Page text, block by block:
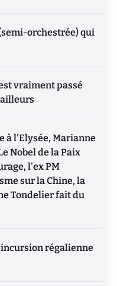
orchestrée) qui
vraiment passé
à l'Elysée, Marianne
Nobel de la Paix
l'ex PM
sur la Chine, la
Tondelier fait du
incursion régalienne